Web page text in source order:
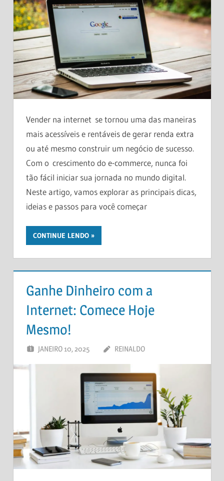
Vender na internet se tornou uma das maneiras
mais acessíveis e rentáveis de gerar renda extra
ou até mesmo construir um negócio de sucesso.
Com o crescimento do e-commerce, nunca foi
tão fácil iniciar sua jornada no mundo digital.
Neste artigo, vamos explorar as principais dicas,
ideias e passos para você começar
CONTINUE LENDO
Ganhe Dinheiro com a
Internet: Comece Hoje
Mesmo!
JANEIRO 10, 2025 REINALDO